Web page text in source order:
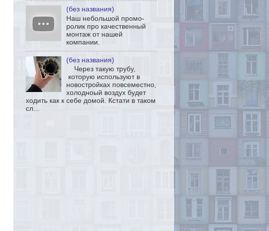
(без названия)
Наш небольшой промо-
ролик про качественный
монтаж от нашей
компании.
(без названия)
Через такую трубу,
которую используют в
новостройках повсеместно,
холодноый воздух будет
ходить как к себе домой. Кстати в таком
сл...